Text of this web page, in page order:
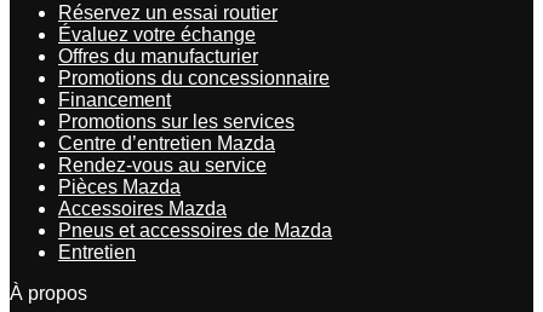
Réservez un essai routier
Évaluez votre échange
Offres du manufacturier
Promotions du concessionnaire
Financement
Promotions sur les services
Centre d’entretien Mazda
Rendez-vous au service
Pièces Mazda
Accessoires Mazda
Pneus et accessoires de Mazda
Entretien
À propos